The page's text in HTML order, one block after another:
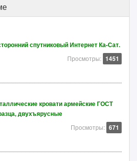
спутниковый Интернет Ка-Сат.
Просмотры: 1451
кровати армейские ГОСТ
двухъярусные
Просмотры: 671